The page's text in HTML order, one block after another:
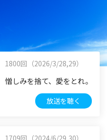
1800回（2026/3/28,29）
憎しみを捨て、愛をとれ。
放送を聴く
1709回（2024/6/29,30）